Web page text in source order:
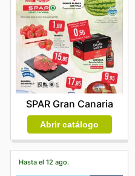
SPAR Gran Canaria
Abrir catálogo
Hasta el 12 ago.